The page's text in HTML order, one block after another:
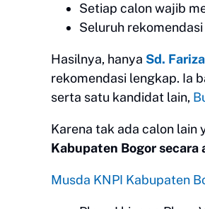
Setiap calon wajib
Seluruh
Hasilnya, hanya Sd.
rekomendasi lengkap. Ia
serta satu kandidat lain,
Karena tak ada calon lain
Kabupaten Bogor secara
Musda KNPI Kabupaten